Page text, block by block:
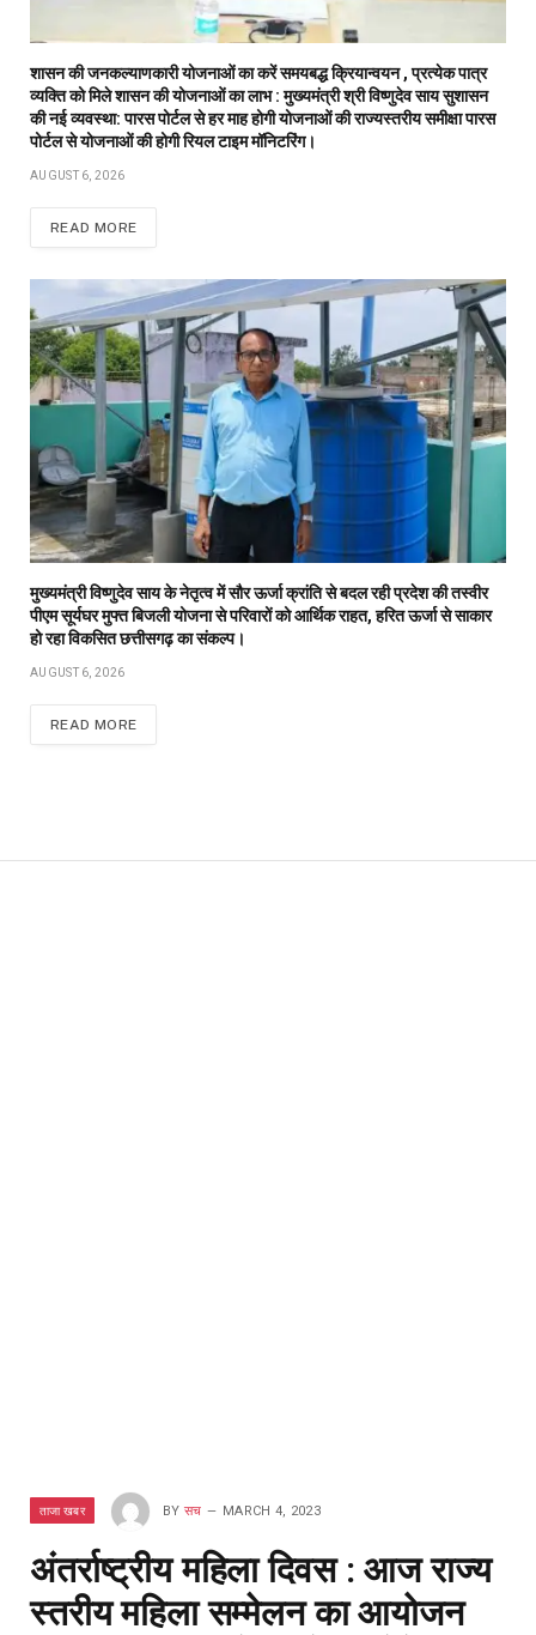
शासन की जनकल्याणकारी योजनाओं का करें समयबद्ध क्रियान्वयन , प्रत्येक पात्र
व्यक्ति को मिले शासन की योजनाओं का लाभ : मुख्यमंत्री श्री विष्णुदेव साय सुशासन
की नई व्यवस्था: पारस पोर्टल से हर माह होगी योजनाओं की राज्यस्तरीय समीक्षा पारस
पोर्टल से योजनाओं की होगी रियल टाइम मॉनिटरिंग।
AUGUST 6, 2026
READ MORE
मुख्यमंत्री विष्णुदेव साय के नेतृत्व में सौर ऊर्जा क्रांति से बदल रही प्रदेश की तस्वीर
पीएम सूर्यघर मुफ्त बिजली योजना से परिवारों को आर्थिक राहत, हरित ऊर्जा से साकार
हो रहा विकसित छत्तीसगढ़ का संकल्प।
AUGUST 6, 2026
READ MORE
ताजा खबर BY सच MARCH 4, 2023
अंतर्राष्ट्रीय महिला दिवस : आज राज्य
स्तरीय महिला सम्मेलन का आयोजन